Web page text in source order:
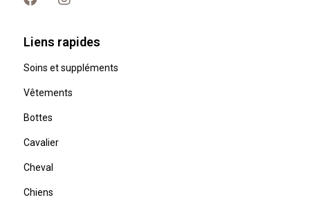
Liens rapides
Soins et suppléments
Vêtements
Bottes
Cavalier
Cheval
Chiens